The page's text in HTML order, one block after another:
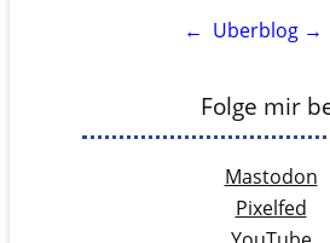
← Uberblog →
Folge mir
Mastodon
Pixelfed